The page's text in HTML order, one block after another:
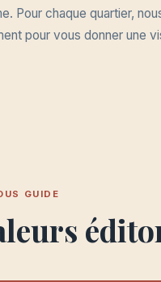
Pour chaque quartier,
pour vous donner une
GUIDE